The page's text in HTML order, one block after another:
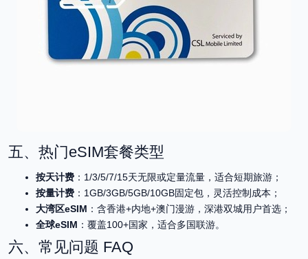
五、热门eSIM套餐类型
按天计费 ：1/3/5/7/15天无限或定量流量，适合短期旅游；
按量计费 ：1GB/3GB/5GB/10GB固定包，灵活控制成本；
大湾区eSIM ：含香港+内地+澳门漫游，深港双城用户首选；
全球eSIM ：覆盖100+国家，适合多国联游。
六、常见问题 FAQ